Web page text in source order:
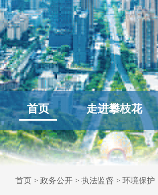
首页 走进攀枝花
首页 > 政务公开 > 执法监督 > 环境保护